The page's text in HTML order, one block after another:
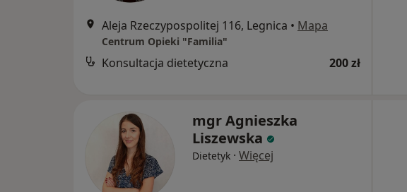
Aleja Rzeczypospolitej 116, Legnica • Mapa
Centrum Opieki "Familia"
Konsultacja dietetyczna 200 zł
mgr Agnieszka
Liszewska
Dietetyk · Więcej